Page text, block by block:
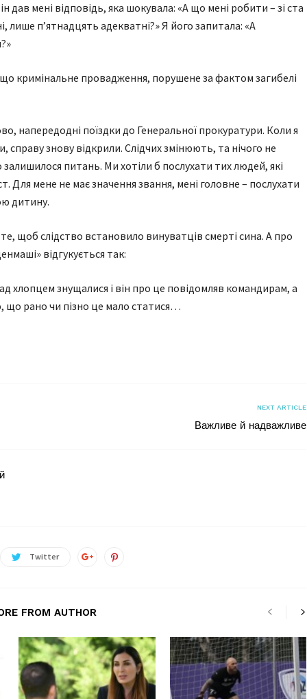
дав мені відповідь, яка шокувала: «А що мені робити – зі ста
лише п’ятнадцять адекватні?» Я його запитала: «А
що кримінальне провадження, порушене за фактом загибелі
напередодні поїздки до Генеральної прокуратури. Коли я
справу знову відкрили. Слідчих змінюють, та нічого не
питань. Ми хотіли б послухати тих людей, які
Для мене не має значення звання, мені головне – послухати
дитину.
щоб слідство встановило винуватців смерті сина. А про
відгукується так:
хлопцем знущалися і він про це повідомляв командирам, а
що рано чи пізно це мало статися…
NEXT ARTICLE
Важливе й надважливе
Twitter
FROM AUTHOR